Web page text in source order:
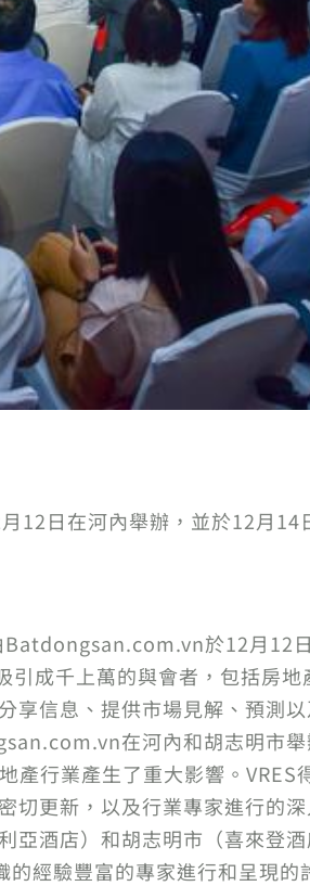
12日在河內舉辦，並於12月14
Batdongsan.com.vn於12月12
引成千上萬的與會者，包括房
享信息、提供市場見解、預測
在河內和胡志明市
行業產生了重大影響。VRES
切更新，以及行業專家進行的
亞酒店）和胡志明市（喜來登
經驗豐富的專家進行和呈現的